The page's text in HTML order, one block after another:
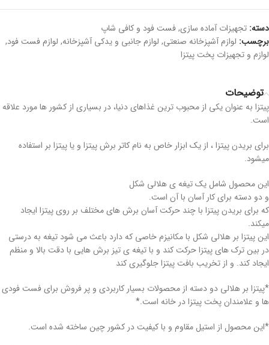
دسته: تجهیزات آماده سازی,فست فود و کافی شاپ
برچسب: لوازم آشپزخانه صنعتی, لوازم جانبی و یدکی آشپزخانه, لوازم فست فود,
لوازم و تجهیزات پخت پیتزا
توضیحات
پیتزا به عنوان یکی از محبوب ترین غذاهای دنیا، در بسیاری از کشور ها مورد علاقه
است.
برای بریدن پیتزا ، از یک ابزار خاص به نام کاتر برش پیتزا و یا پیتزا بر استفاده
میشود.
این محصول شامل یک تیغه ی هلالی شکل
و دو دسته برای کار آسان با آن است.
که برای بریدن پیتزا با چند حرکت آسان برش های مختلف بر روی پیتزا ایجاد
میکند.
این پیتزا بر هلالی شکل با مکانیزم خاصی که دارد باعث می شود تیغه به درستی
در بین ترک های پیتزا حرکت کند و با تیغه ی تیز برش هایی با دقت بالا و منظم
ایجاد کند. و از تخریب بافت پیتزا جلوگیری کند
*پیتزا بر هلالی دو دسته از محصولات بسیار کاربردی و پر فروش برای فست فودی
ها و علامندان پخت پیتزا در خانه است.*
*این محصول از استیل مقاوم و با کیفیت در کشور چین ساخته شده است.